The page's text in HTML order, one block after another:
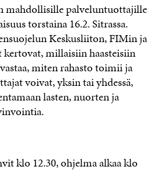
mahdollisille palveluntuottajille
torstaina 16.2. Sitrassa.
Keskusliiton, FIMin ja
millaisiin haasteisiin
miten rahasto toimii ja
voivat, yksin tai yhdessä,
lasten, nuorten ja
klo 12.30, ohjelma alkaa klo